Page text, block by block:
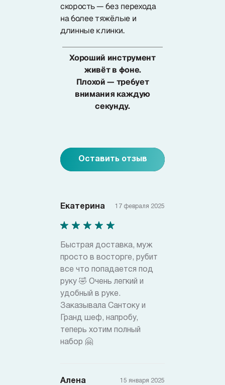
скорость — без перехода
на более тяжёлые и
длинные клинки.
Хороший инструмент
живёт в фоне.
Плохой — требует
внимания каждую
секунду.
Оставить отзыв
Екатерина 17 февраля 2025
Быстрая доставка, муж
просто в восторге, рубит
все что попадается под
руку 🤣 Очень легкий и
удобный в руке.
Заказывала Сантоку и
Гранд шеф, напробу,
теперь хотим полный
набор 🤗
Алена 15 января 2025